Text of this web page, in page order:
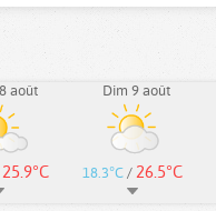
août
25.9°C
Dim 9 août
18.3°C / 26.5°C